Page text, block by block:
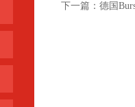
下一篇： 德国